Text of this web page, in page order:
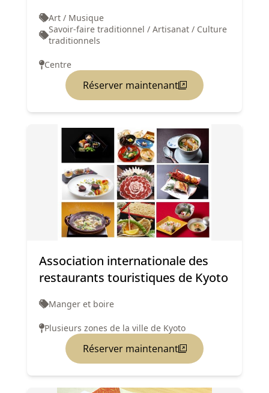
Art / Musique
Savoir-faire traditionnel / Artisanat / Culture
traditionnels
Centre
Réserver maintenant
Association internationale des
restaurants touristiques de Kyoto
Manger et boire
Plusieurs zones de la ville de Kyoto
Réserver maintenant